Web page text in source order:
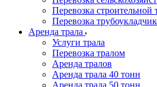
Перевозка строительной
Перевозка
Аренда трала
Услуги трала
Перевозка тралом
Аренда тралов
Аренда трала 40 тонн
Аренда трала 50 тонн